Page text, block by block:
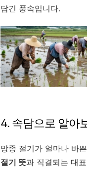
담긴 풍속입니다.
4. 속담으로 알아
망종 절기가 얼마나 바
절기 뜻과 직결되는 대